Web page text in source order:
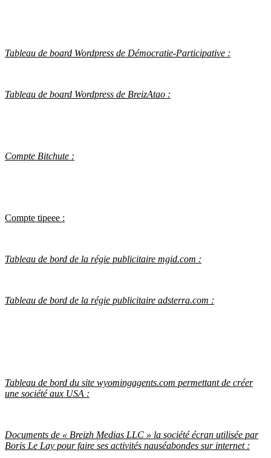
Tableau de board Wordpress de Démocratie-Participative :
Tableau de board Wordpress de BreizAtao :
Compte Bitchute :
Compte tipeee :
Tableau de bord de la régie publicitaire mgid.com :
Tableau de bord de la régie publicitaire adsterra.com :
Tableau de bord du site wyomingagents.com permettant de créer
une société aux USA :
Documents de « Breizh Medias LLC » la société écran utilisée par
Boris Le Lay pour faire ses activités nauséabondes sur internet :